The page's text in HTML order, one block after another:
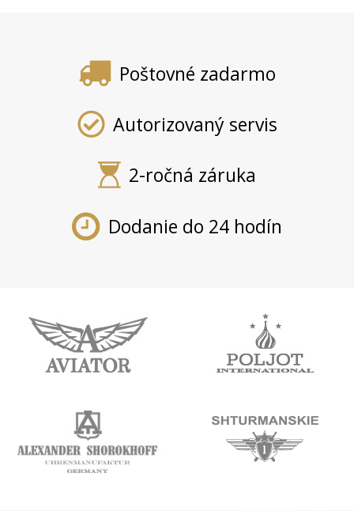
Poštovné zadarmo
Autorizovaný servis
2-ročná záruka
Dodanie do 24 hodín